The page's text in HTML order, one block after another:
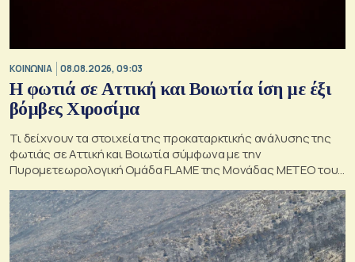
ΚΟΙΝΩΝΙΑ 08.08.2026, 09:03
Η φωτιά σε Αττική και Βοιωτία ίση με έξι
βόμβες Χιροσίμα
Τι δείχνουν τα στοιχεία της προκαταρκτικής ανάλυσης της
φωτιάς σε Αττική και Βοιωτία σύμφωνα με την
Πυρομετεωρολογική Ομάδα FLAME της Μονάδας ΜΕΤΕΟ του
Εθνικού Αστεροσκοπείου Αθηνών.